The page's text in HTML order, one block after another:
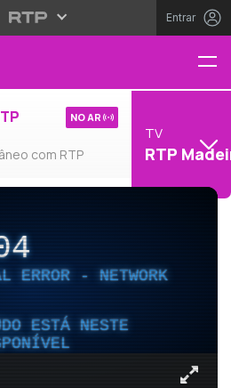
Entrar
com RTP
NO AR
TV
RTP
ERROR - NETWORK
ESTÁ NESTE